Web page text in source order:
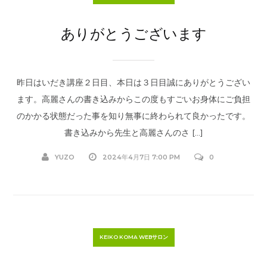
ありがとうございます
昨日はいだき講座２日目、本日は３日目誠にありがとうござい
ます。高麗さんの書き込みからこの度もすごいお身体にご負担
のかかる状態だった事を知り無事に終わられて良かったです。
書き込みから先生と高麗さんのさ […]
YUZO 2024年4月7日 7:00 PM 0
KEIKO KOMA WEBサロン